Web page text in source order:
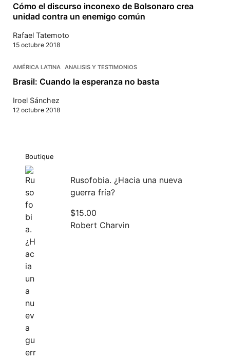
Cómo el discurso inconexo de Bolsonaro crea
unidad contra un enemigo común
Rafael Tatemoto
15 octubre 2018
AMÉRICA LATINA ANALISIS Y TESTIMONIOS
Brasil: Cuando la esperanza no basta
Iroel Sánchez
12 octubre 2018
Boutique
Rusofobia. ¿Hacia una nueva
guerra fría?
$15.00
Robert Charvin